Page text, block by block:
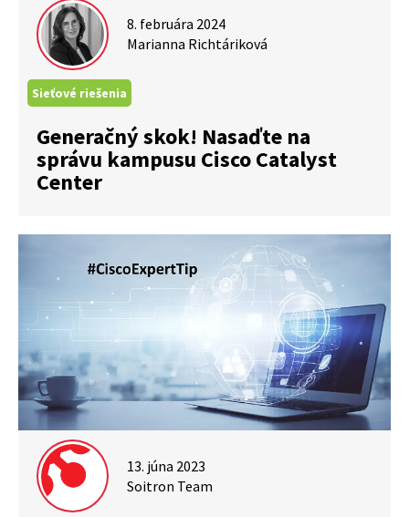
8. februára 2024
Marianna Richtáriková
Sieťové riešenia
Generačný skok! Nasaďte na
správu kampusu Cisco Catalyst
Center
13. júna 2023
Soitron Team